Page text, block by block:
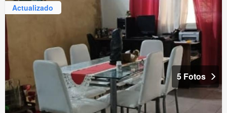
Actualizado
5 Fotos